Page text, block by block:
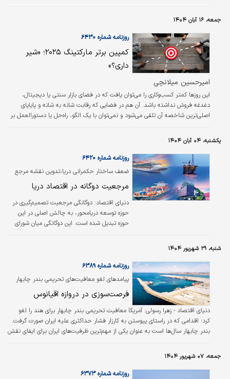
جمعه، ۱۶ آبان ۱۴۰۴
روزنامه شماره ۶۴۳۰
کمپین برتر مارکتینگ ۲۰۲۵؛ «شیر
داری؟»
امیرحسین میلانچی
این روزها کمتر کسب‌وکاری را می‌توان یافت که در فضای بازار سنتی یا دیجیتال،
دغدغه فروش نداشته باشد. آن هم در فضایی که رقابت شانه به شانه و پایاپای
اصلی‌ترین شاخصه آن تلقی می‌شود و نمی‌توان با یک الگو، راه‌حل یا دستورالعمل بر
یکشنبه، ۰۴ آبان ۱۴۰۴
ضعف ساختار حکمرانی دریا،تدوین نقشه مرجع
ملی در این حوزه را به تعویق انداخته است
روزنامه شماره ۶۴۲۰
مرجعیت دوگانه در اقتصاد دریا
دنیای اقتصاد: دوگانگی مرجعیت تصمیم‌گیری در
حوزه توسعه دریامحور، به چالش اصلی در این
حوزه تبدیل شده است. این دوگانگی میان شورای
شنبه، ۲۹ شهریور ۱۴۰۴
پیامدهای لغو معافیت‌های تحریمی بندر چابهار
بررسی شد؛
روزنامه شماره ۶۳۸۹
فرصت‌سوزی در دروازه اقیانوس
دنیای اقتصاد - زهرا رسولی: آمریکا معافیت تحریمی بندر چابهار برای هند را لغو
کرد؛ اقدامی که در راستای پیوستن به کارزار فشار حداکثری علیه ایران صورت گرفت.
بندر چابهار سال‌ها است به عنوان یکی از مهم‌ترین ظرفیت‌های ایران برای ایفای نقش
همین دلیل می‌تواند نقطه اتصال شرق و شمال آسیا باشد. اتصال مستقیم این بندر
استراتژیک به دریای عمان و سپس اقیانوس هند امکان دسترسی به آبراه‌های
بین‌المللی را فراهم می‌کند. این ویژگی نه تنها مسیرهای صادرات و واردات را…
جمعه، ۰۷ شهریور ۱۴۰۴
روزنامه شماره ۶۳۷۳